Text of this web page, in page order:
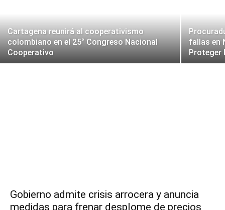
Cartagena reunirá al cooperativismo
colombiano en el 25° Congreso Nacional
Cooperativo
fallas en
Proteger
Gobierno admite crisis arrocera y anuncia
medidas para frenar desplome de precios